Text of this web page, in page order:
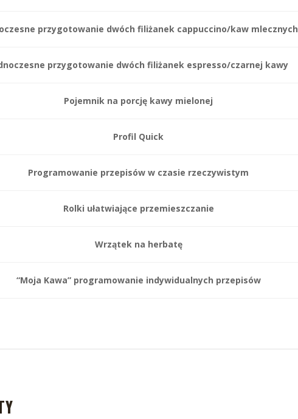
przygotowanie dwóch filiżanek cappuccino/kaw mlecznych
przygotowanie dwóch filiżanek espresso/czarnej kawy
Pojemnik na porcję kawy mielonej
Profil Quick
Programowanie przepisów w czasie rzeczywistym
Rolki ułatwiające przemieszczanie
Wrzątek na herbatę
“Moja Kawa” programowanie indywidualnych przepisów